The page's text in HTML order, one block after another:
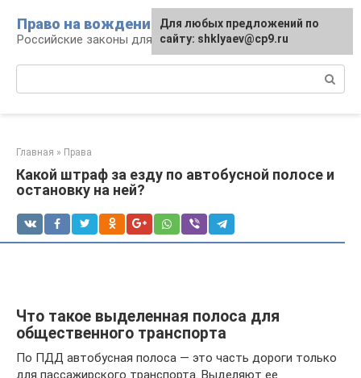
контенту
Право на вождение
Российские законы для автомобилистов
Главная » Права
Какой штраф за езду по автобусной полосе и
остановку на ней?
Что такое выделенная полоса для
общественного транспорта
По ПДД автобусная полоса — это часть дороги только
для пассажирского транспорта. Выделяют ее
Для любых предложений по
сайту: shklyaev@cp9.ru